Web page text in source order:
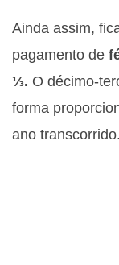
Ainda assim,
pagamento de
⅓. O décimo-
forma
ano transcorrido.